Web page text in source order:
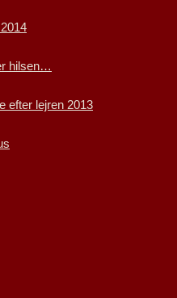
hilsen…
efter lejren 2013